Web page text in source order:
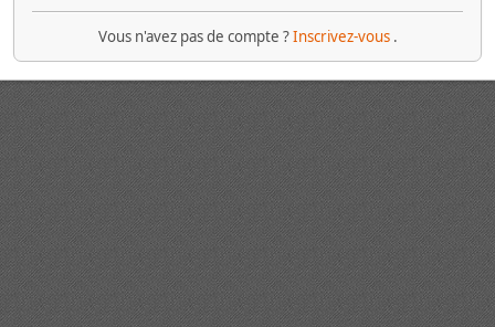
Vous n'avez pas de compte ?Inscrivez-vous .